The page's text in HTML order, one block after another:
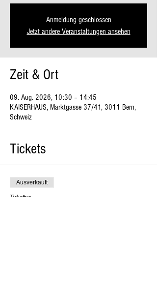
Anmeldung geschlossen
Jetzt andere Veranstaltungen ansehen
Zeit & Ort
09. Aug. 2026, 10:30 – 14:45
KAISERHAUS, Marktgasse 37/41, 3011 Bern,
Schweiz
Tickets
Ausverkauft
Tickettyp